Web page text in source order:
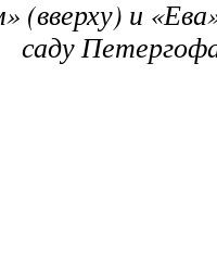
(вверху) и
саду